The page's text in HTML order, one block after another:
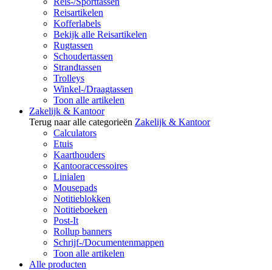
Reisartikelen
Kofferlabels
Bekijk alle Reisartikelen
Rugtassen
Schoudertassen
Strandtassen
Trolleys
Winkel-/Draagtassen
Toon alle artikelen
Zakelijk & Kantoor
Terug naar alle categorieën Zakelijk & Kantoor
Calculators
Etuis
Kaarthouders
Kantooraccessoires
Linialen
Mousepads
Notitieblokken
Notitieboeken
Post-It
Rollup banners
Schrijf-/Documentenmappen
Toon alle artikelen
Alle producten